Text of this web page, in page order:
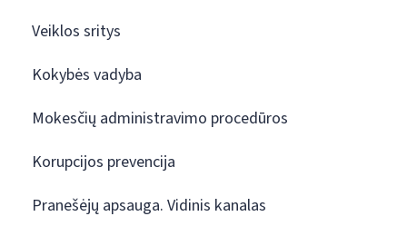
Veiklos sritys
Kokybės vadyba
Mokesčių administravimo procedūros
Korupcijos prevencija
Pranešėjų apsauga. Vidinis kanalas